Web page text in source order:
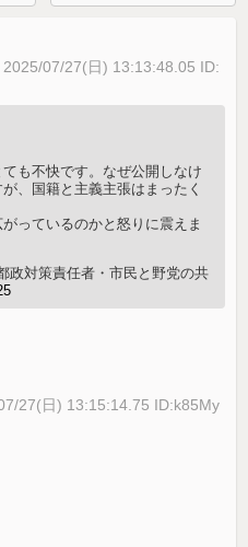
2025/07/27(日) 13:13:48.05 ID:
も不快です。なぜ公開しなけ
、国籍と主義主張はまったく
っているのかと怒りに震えま
対策責任者・市民と野党の共
27(日) 13:15:14.75 ID:k85My